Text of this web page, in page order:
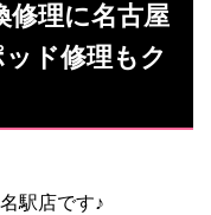
理に名古屋
ド修理もク
駅店です♪